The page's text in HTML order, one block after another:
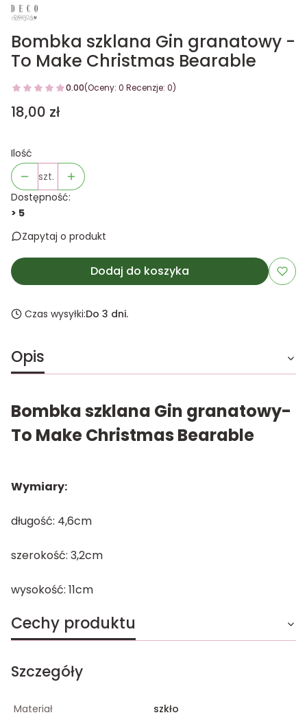
Bombka szklana Gin granatowy -
To Make Christmas Bearable
0.00(Oceny: 0 Recenzje: 0)
Cena
18,00 zł
Ilość
szt.
Dostępność:
> 5
Zapytaj o produkt
Dodaj do koszyka
Czas wysyłki:Do 3 dni.
Opis
Bombka szklana Gin granatowy-
To Make Christmas Bearable
Wymiary:
długość: 4,6cm
szerokość: 3,2cm
wysokość: 11cm
Cechy produktu
Szczegóły
Materiał szkło